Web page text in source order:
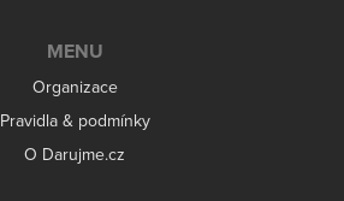
MENU
Organizace
Pravidla & podmínky
O Darujme.cz